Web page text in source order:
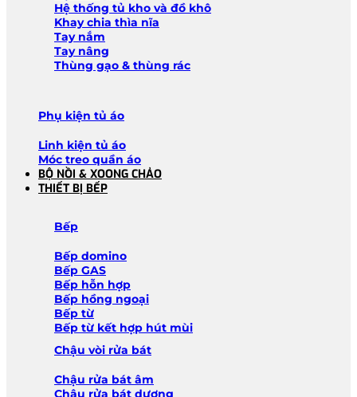
Hệ thống tủ kho và đồ khô
Khay chia thìa nĩa
Tay nắm
Tay nâng
Thùng gạo & thùng rác
Phụ kiện tủ áo
Linh kiện tủ áo
Móc treo quần áo
BỘ NỒI & XOONG CHẢO
THIẾT BỊ BẾP
Bếp
Bếp domino
Bếp GAS
Bếp hỗn hợp
Bếp hồng ngoại
Bếp từ
Bếp từ kết hợp hút mùi
Chậu vòi rửa bát
Chậu rửa bát âm
Chậu rửa bát dương